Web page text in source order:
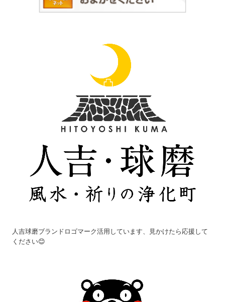
人吉球磨ブランドロゴマーク活用しています、見かけたら応援して
ください😊